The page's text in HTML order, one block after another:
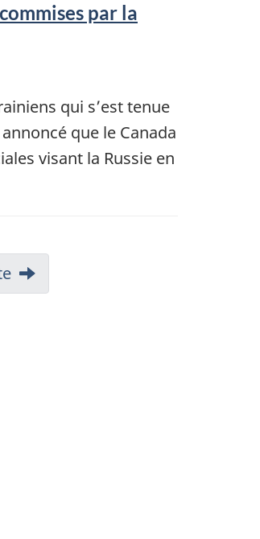
par la
qui s’est tenue
que le Canada
visant la Russie en